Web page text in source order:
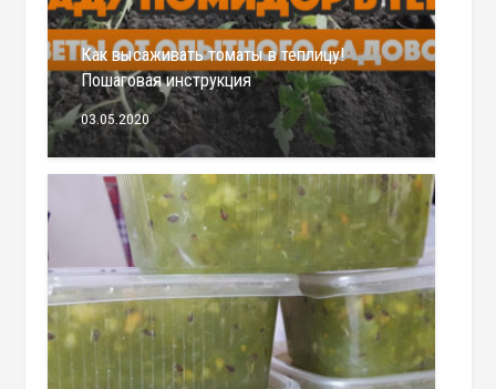
Как высаживать томаты в теплицу!
Пошаговая инструкция
03.05.2020